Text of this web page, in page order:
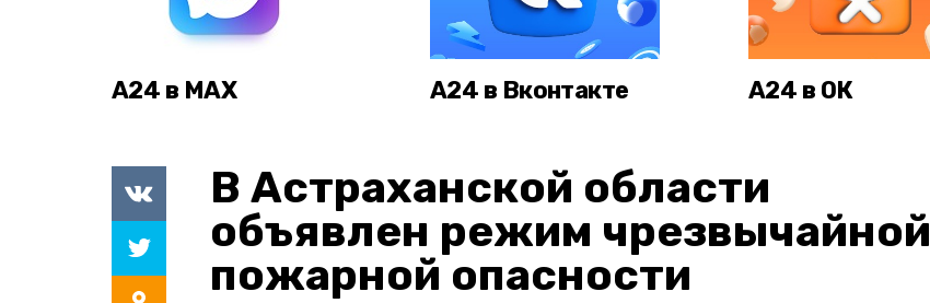
А24 в MAX А24 в Вконтакте А24 в ОК
В Астраханской области
объявлен режим чрезвычайной
пожарной опасности